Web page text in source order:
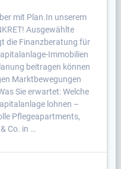
mit Plan.In unserem
Ausgewählte
die Finanzberatung für
Immobilien
beitragen können
Marktbewegungen
Sie erwartet: Welche
lohnen –
Pflegeapartments,
Co. in …